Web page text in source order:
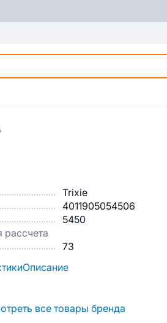
Trixie
4011905054506
5450
рассчета
73
Описание
все товары бренда